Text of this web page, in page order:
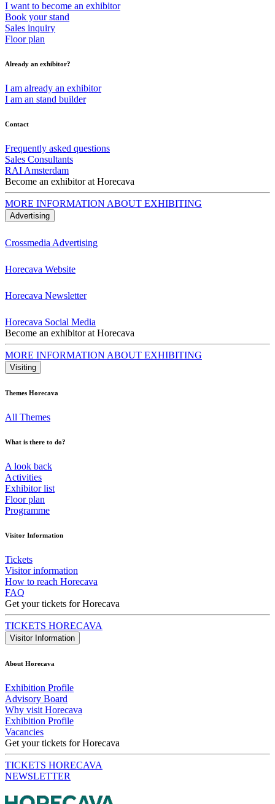
I want to become an exhibitor
Book your stand
Sales inquiry
Floor plan
Already an exhibitor?
I am already an exhibitor
I am an stand builder
Contact
Frequently asked questions
Sales Consultants
RAI Amsterdam
Become an exhibitor at Horecava
MORE INFORMATION ABOUT EXHIBITING
Advertising
Crossmedia Advertising
Horecava Website
Horecava Newsletter
Horecava Social Media
Become an exhibitor at Horecava
MORE INFORMATION ABOUT EXHIBITING
Visiting
Themes Horecava
All Themes
What is there to do?
A look back
Activities
Exhibitor list
Floor plan
Programme
Visitor Information
Tickets
Visitor information
How to reach Horecava
FAQ
Get your tickets for Horecava
TICKETS HORECAVA
Visitor Information
About Horecava
Exhibition Profile
Advisory Board
Why visit Horecava
Exhibition Profile
Vacancies
Get your tickets for Horecava
TICKETS HORECAVA
NEWSLETTER